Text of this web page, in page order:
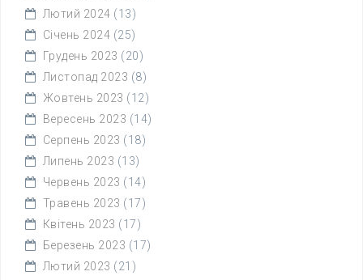
Лютий 2024 (13)
Січень 2024 (25)
Грудень 2023 (20)
Листопад 2023 (8)
Жовтень 2023 (12)
Вересень 2023 (14)
Серпень 2023 (18)
Липень 2023 (13)
Червень 2023 (14)
Травень 2023 (17)
Квітень 2023 (17)
Березень 2023 (17)
Лютий 2023 (21)